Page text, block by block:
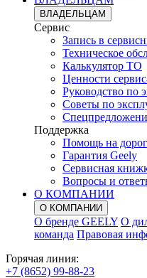
ВЛАДЕЛЬЦАМ
Сервис
Запись в
Техническое
Калькулятор ТО
Ценности
Руководство по
Советы по
Поддержка
Помощь на
Гарантия Geely
Сервисная
Вопросы и
О КОМПАНИИ
О КОМПАНИИ
О бренде GEELY О
команда Правовая
Горячая линия:
+7 (8652) 99-88-23